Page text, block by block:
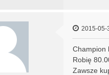
2015-05-
Champion
Robię
Zawsze